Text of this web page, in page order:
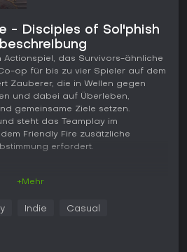
- Disciples of Sol'phish
Actionspiel, das Survivors-ähnliche
op für bis zu vier Spieler auf dem
Zauberer, die in Wellen gegen
und dabei auf Überleben,
gemeinsame Ziele setzen.
steht das Teamplay im
Friendly Fire zusätzliche
erfordert.
Runde erscheinen
+Mehr
Indie Casual